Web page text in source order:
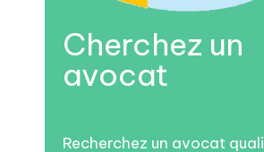
Cherchez un
avocat
Recherchez un avocat